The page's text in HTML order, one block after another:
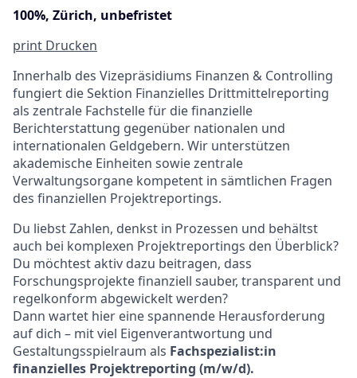
100%, Zürich, unbefristet
print Drucken
Innerhalb des Vizepräsidiums Finanzen & Controlling
fungiert die Sektion Finanzielles Drittmittelreporting
als zentrale Fachstelle für die finanzielle
Berichterstattung gegenüber nationalen und
internationalen Geldgebern. Wir unterstützen
akademische Einheiten sowie zentrale
Verwaltungsorgane kompetent in sämtlichen Fragen
des finanziellen Projektreportings.
Du liebst Zahlen, denkst in Prozessen und behältst
auch bei komplexen Projektreportings den Überblick?
Du möchtest aktiv dazu beitragen, dass
Forschungsprojekte finanziell sauber, transparent und
regelkonform abgewickelt werden?
Dann wartet hier eine spannende Herausforderung
auf dich – mit viel Eigenverantwortung und
Gestaltungsspielraum als Fachspezialist:in
finanzielles Projektreporting (m/w/d).